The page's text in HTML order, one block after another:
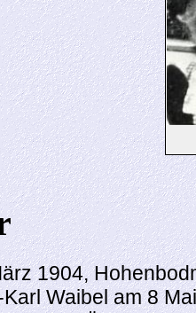
1904,
Waibel am 8